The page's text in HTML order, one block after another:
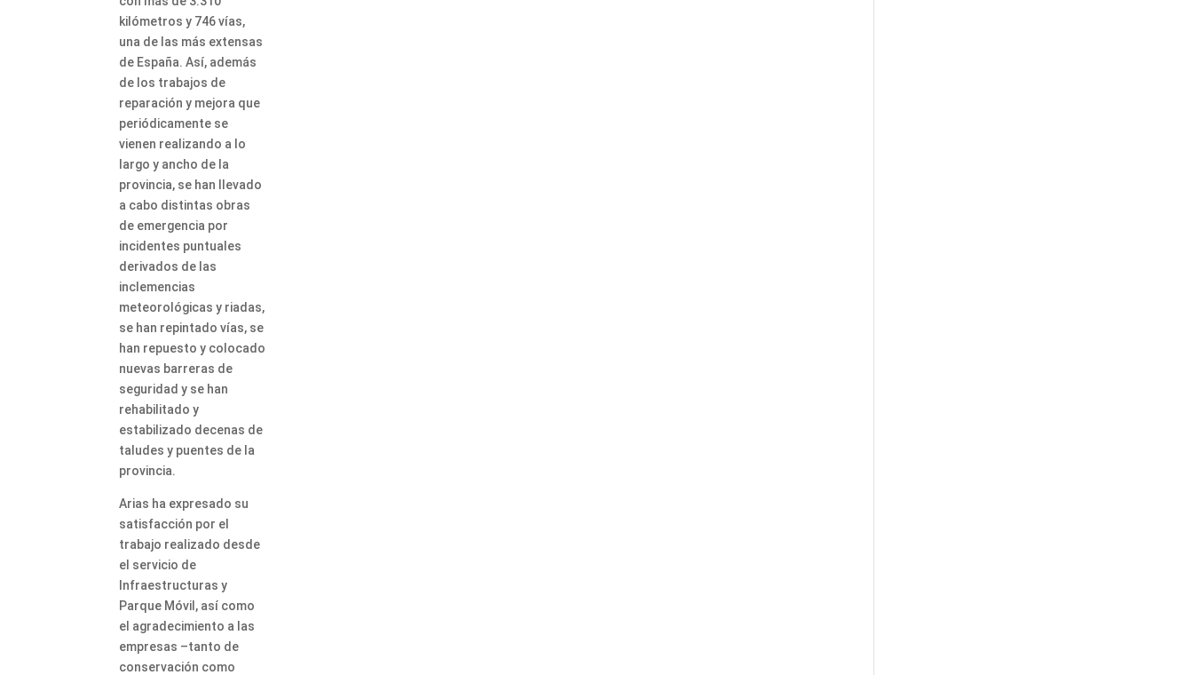
kilómetros y 746 vías,
una de las más extensas
de España. Así, además
de los trabajos de
reparación y mejora que
periódicamente se
vienen realizando a lo
largo y ancho de la
provincia, se han llevado
a cabo distintas obras
de emergencia por
incidentes puntuales
derivados de las
inclemencias
meteorológicas y riadas,
se han repintado vías, se
han repuesto y colocado
nuevas barreras de
seguridad y se han
rehabilitado y
estabilizado decenas de
taludes y puentes de la
provincia.
Arias ha expresado su
satisfacción por el
trabajo realizado desde
el servicio de
Infraestructuras y
Parque Móvil, así como
el agradecimiento a las
empresas –tanto de
conservación como